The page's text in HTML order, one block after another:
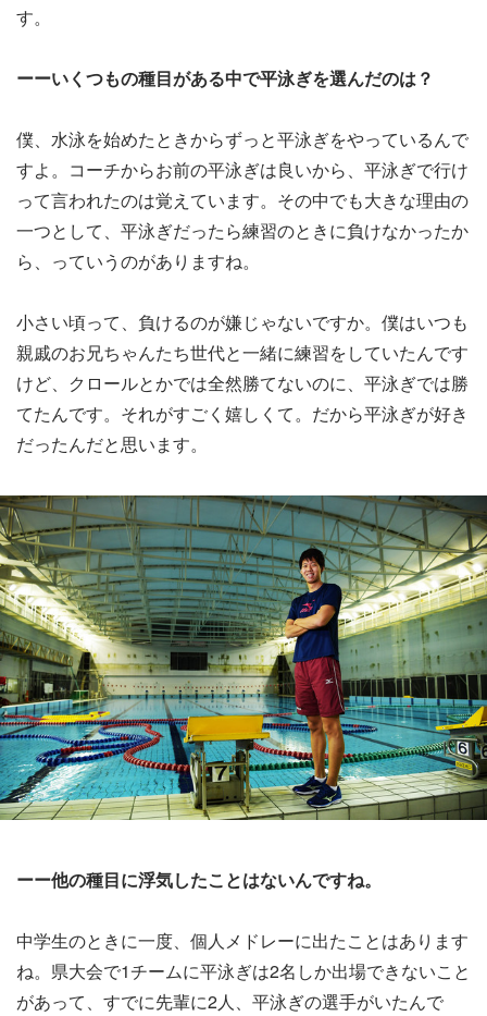
す。
ーーいくつもの種目がある中で平泳ぎを選んだのは？
僕、水泳を始めたときからずっと平泳ぎをやっているんで
すよ。コーチからお前の平泳ぎは良いから、平泳ぎで行け
って言われたのは覚えています。その中でも大きな理由の
一つとして、平泳ぎだったら練習のときに負けなかったか
ら、っていうのがありますね。
小さい頃って、負けるのが嫌じゃないですか。僕はいつも
親戚のお兄ちゃんたち世代と一緒に練習をしていたんです
けど、クロールとかでは全然勝てないのに、平泳ぎでは勝
てたんです。それがすごく嬉しくて。だから平泳ぎが好き
だったんだと思います。
ーー他の種目に浮気したことはないんですね。
中学生のときに一度、個人メドレーに出たことはあります
ね。県大会で1チームに平泳ぎは2名しか出場できないこと
があって、すでに先輩に2人、平泳ぎの選手がいたんで